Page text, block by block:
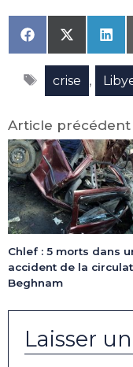
Share
on
Facebook
Share
on
X
(Twitter)
on
Étiquettes
crise ,
Article précédent
Chlef : 5 morts dans
accident de la
Beghnam
Laisser